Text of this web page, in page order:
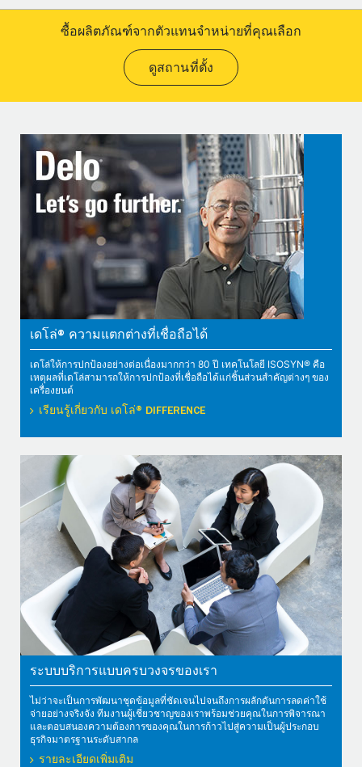
ซื้อผลิตภัณฑ์จากตัวแทนจำหน่ายที่คุณเลือก
ดูสถานที่ตั้ง
เดโล่® ความแตกต่างที่เชื่อถือได้
เดโล่ให้การปกป้องอย่างต่อเนื่องมากกว่า 80 ปี เทคโนโลยี ISOSYN® คือ
เหตุผลที่เดโล่สามารถให้การปกป้องที่เชื่อถือได้แก่ชิ้นส่วนสำคัญต่างๆ ของ
เครื่องยนต์
เรียนรู้เกี่ยวกับ เดโล่® DIFFERENCE
ระบบบริการแบบครบวงจรของเรา
ไม่ว่าจะเป็นการพัฒนาชุดข้อมูลที่ชัดเจนไปจนถึงการผลักดันการลดค่าใช้
จ่ายอย่างจริงจัง ทีมงานผู้เชี่ยวชาญของเราพร้อมช่วยคุณในการพิจารณา
และตอบสนองความต้องการของคุณในการก้าวไปสู่ความเป็นผู้ประกอบ
ธุรกิจมาตรฐานระดับสากล
รายละเอียดเพิ่มเติม